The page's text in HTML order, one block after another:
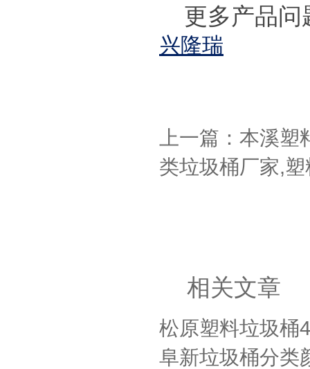
更多产品问
兴隆瑞
上一篇：本溪
类垃圾桶厂家,
相关文章
松原塑料垃圾桶
阜新垃圾桶分类